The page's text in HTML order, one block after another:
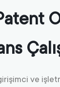
ve